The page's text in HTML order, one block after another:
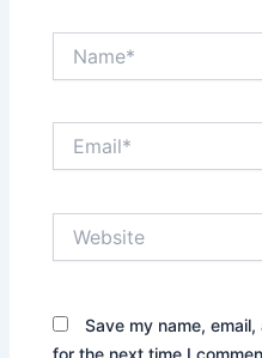
Save my name,